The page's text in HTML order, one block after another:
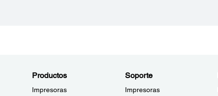
Productos
Impresoras
Soporte
Impresoras